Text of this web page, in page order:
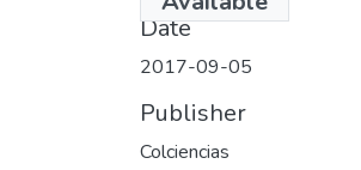
Date
2017-09-05
Publisher
Colciencias